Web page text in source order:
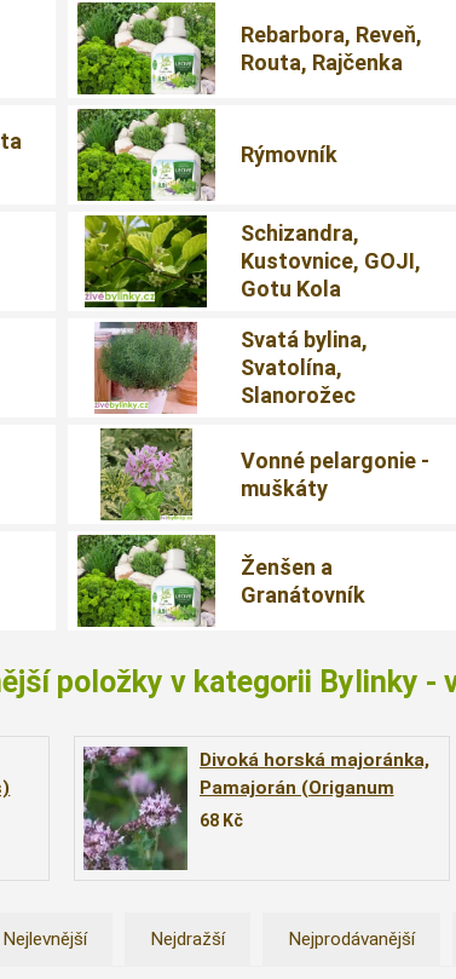
Rebarbora, Reveň,
Routa, Rajčenka
Rýmovník
Schizandra,
Kustovnice, GOJI,
Gotu Kola
Svatá bylina,
Svatolína,
Slanorožec
Vonné pelargonie -
muškáty
Ženšen a
Granátovník
položky v kategorii Bylinky -
Divoká horská majoránka,
Pamajorán (Origanum
vulgare ´Wilder Majoran´)
68 Kč
Nejlevnější Nejdražší Nejprodávanější